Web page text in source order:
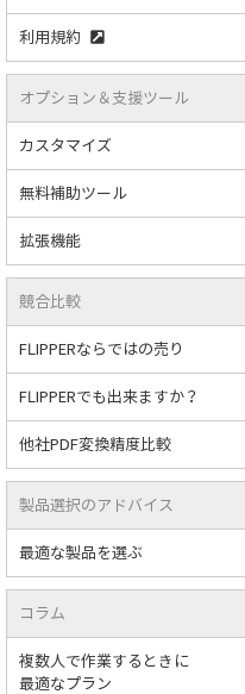
利用規約
オプション＆支援ツール
カスタマイズ
無料補助ツール
拡張機能
競合比較
FLIPPERならではの売り
FLIPPERでも出来ますか？
他社PDF変換精度比較
製品選択のアドバイス
最適な製品を選ぶ
コラム
複数人で作業するときに
最適なプラン